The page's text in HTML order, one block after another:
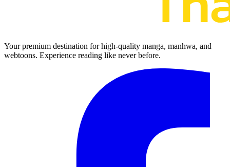
Your premium destination for high-quality manga, manhwa, and
webtoons. Experience reading like never before.